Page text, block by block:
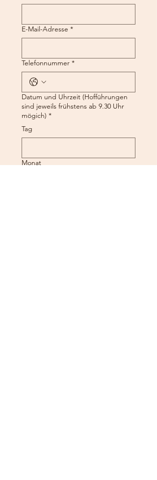
E-Mail-Adresse *
Telefonnummer *
Datum und Uhrzeit (Hofführungen
sind jeweils frühstens ab 9.30 Uhr
mögich) *
Tag
Monat